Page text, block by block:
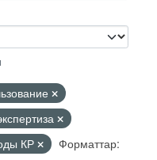
КР
Форматтар: